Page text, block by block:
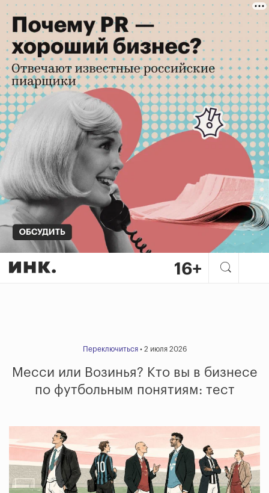
Месси или Возинья? Кто вы
Переключиться• 2 июля 2026
Месси или Возинья? Кто вы в бизнесе
по футбольным понятиям: тест